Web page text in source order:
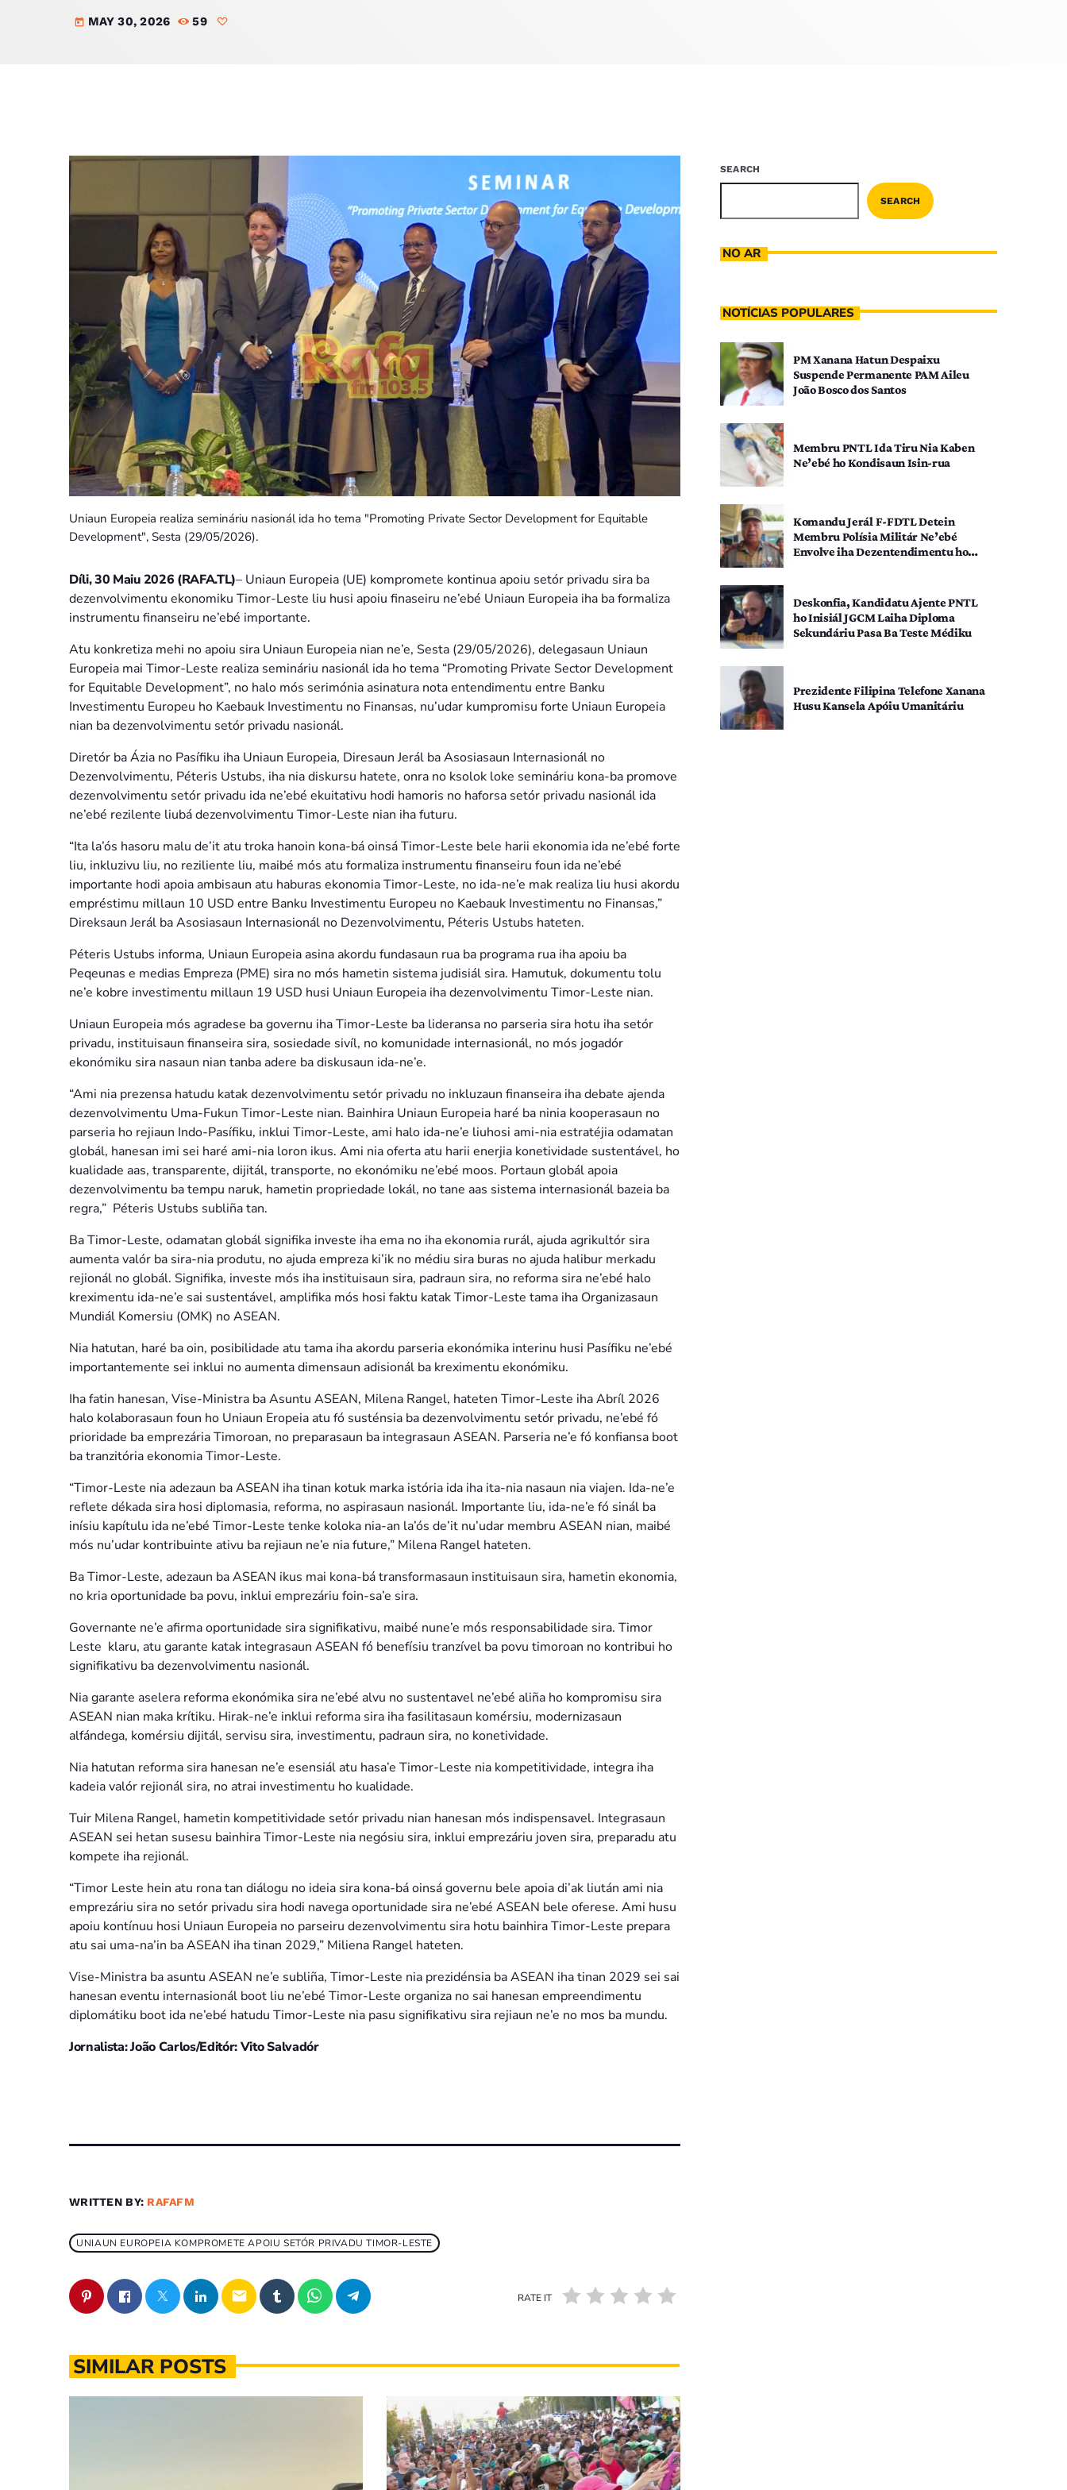
today MAY 30, 2026 59
Uniaun Europeia realiza semináriu nasionál ida ho tema "Promoting Private Sector Development for Equitable
Development", Sesta (29/05/2026).
Díli, 30 Maiu 2026 (RAFA.TL)– Uniaun Europeia (UE) kompromete kontinua apoiu setór privadu sira ba
dezenvolvimentu ekonomiku Timor-Leste liu husi apoiu finaseiru ne’ebé Uniaun Europeia iha ba formaliza
instrumentu finanseiru ne’ebé importante.
Atu konkretiza mehi no apoiu sira Uniaun Europeia nian ne’e, Sesta (29/05/2026), delegasaun Uniaun
Europeia mai Timor-Leste realiza semináriu nasionál ida ho tema “Promoting Private Sector Development
for Equitable Development”, no halo mós serimónia asinatura nota entendimentu entre Banku
Investimentu Europeu ho Kaebauk Investimentu no Finansas, nu’udar kumpromisu forte Uniaun Europeia
nian ba dezenvolvimentu setór privadu nasionál.
Diretór ba Ázia no Pasífiku iha Uniaun Europeia, Diresaun Jerál ba Asosiasaun Internasionál no
Dezenvolvimentu, Péteris Ustubs, iha nia diskursu hatete, onra no ksolok loke semináriu kona-ba promove
dezenvolvimentu setór privadu ida ne’ebé ekuitativu hodi hamoris no haforsa setór privadu nasionál ida
ne’ebé rezilente liubá dezenvolvimentu Timor-Leste nian iha futuru.
“Ita la’ós hasoru malu de’it atu troka hanoin kona-bá oinsá Timor-Leste bele harii ekonomia ida ne’ebé forte
liu, inkluzivu liu, no reziliente liu, maibé mós atu formaliza instrumentu finanseiru foun ida ne’ebé
importante hodi apoia ambisaun atu haburas ekonomia Timor-Leste, no ida-ne’e mak realiza liu husi akordu
empréstimu millaun 10 USD entre Banku Investimentu Europeu no Kaebauk Investimentu no Finansas,”
Direksaun Jerál ba Asosiasaun Internasionál no Dezenvolvimentu, Péteris Ustubs hateten.
Péteris Ustubs informa, Uniaun Europeia asina akordu fundasaun rua ba programa rua iha apoiu ba
Peqeunas e medias Empreza (PME) sira no mós hametin sistema judisiál sira. Hamutuk, dokumentu tolu
ne’e kobre investimentu millaun 19 USD husi Uniaun Europeia iha dezenvolvimentu Timor-Leste nian.
Uniaun Europeia mós agradese ba governu iha Timor-Leste ba lideransa no parseria sira hotu iha setór
privadu, instituisaun finanseira sira, sosiedade sivíl, no komunidade internasionál, no mós jogadór
ekonómiku sira nasaun nian tanba adere ba diskusaun ida-ne’e.
“Ami nia prezensa hatudu katak dezenvolvimentu setór privadu no inkluzaun finanseira iha debate ajenda
dezenvolvimentu Uma-Fukun Timor-Leste nian. Bainhira Uniaun Europeia haré ba ninia kooperasaun no
parseria ho rejiaun Indo-Pasífiku, inklui Timor-Leste, ami halo ida-ne’e liuhosi ami-nia estratéjia odamatan
globál, hanesan imi sei haré ami-nia loron ikus. Ami nia oferta atu harii enerjia konetividade sustentável, ho
kualidade aas, transparente, dijitál, transporte, no ekonómiku ne’ebé moos. Portaun globál apoia
dezenvolvimentu ba tempu naruk, hametin propriedade lokál, no tane aas sistema internasionál bazeia ba
regra,” Péteris Ustubs subliña tan.
Ba Timor-Leste, odamatan globál signifika investe iha ema no iha ekonomia rurál, ajuda agrikultór sira
aumenta valór ba sira-nia produtu, no ajuda empreza ki’ik no médiu sira buras no ajuda halibur merkadu
rejionál no globál. Signifika, investe mós iha instituisaun sira, padraun sira, no reforma sira ne’ebé halo
kreximentu ida-ne’e sai sustentável, amplifika mós hosi faktu katak Timor-Leste tama iha Organizasaun
Mundiál Komersiu (OMK) no ASEAN.
Nia hatutan, haré ba oin, posibilidade atu tama iha akordu parseria ekonómika interinu husi Pasífiku ne’ebé
importantemente sei inklui no aumenta dimensaun adisionál ba kreximentu ekonómiku.
Iha fatin hanesan, Vise-Ministra ba Asuntu ASEAN, Milena Rangel, hateten Timor-Leste iha Abríl 2026
halo kolaborasaun foun ho Uniaun Eropeia atu fó susténsia ba dezenvolvimentu setór privadu, ne’ebé fó
prioridade ba emprezária Timoroan, no preparasaun ba integrasaun ASEAN. Parseria ne’e fó konfiansa boot
ba tranzitória ekonomia Timor-Leste.
“Timor-Leste nia adezaun ba ASEAN iha tinan kotuk marka istória ida iha ita-nia nasaun nia viajen. Ida-ne’e
reflete dékada sira hosi diplomasia, reforma, no aspirasaun nasionál. Importante liu, ida-ne’e fó sinál ba
inísiu kapítulu ida ne’ebé Timor-Leste tenke koloka nia-an la’ós de’it nu’udar membru ASEAN nian, maibé
mós nu’udar kontribuinte ativu ba rejiaun ne’e nia future,” Milena Rangel hateten.
Ba Timor-Leste, adezaun ba ASEAN ikus mai kona-bá transformasaun instituisaun sira, hametin ekonomia,
no kria oportunidade ba povu, inklui emprezáriu foin-sa’e sira.
Governante ne’e afirma oportunidade sira signifikativu, maibé nune’e mós responsabilidade sira. Timor
Leste klaru, atu garante katak integrasaun ASEAN fó benefísiu tranzível ba povu timoroan no kontribui ho
signifikativu ba dezenvolvimentu nasionál.
Nia garante aselera reforma ekonómika sira ne’ebé alvu no sustentavel ne’ebé aliña ho kompromisu sira
ASEAN nian maka krítiku. Hirak-ne’e inklui reforma sira iha fasilitasaun komérsiu, modernizasaun
alfándega, komérsiu dijitál, servisu sira, investimentu, padraun sira, no konetividade.
Nia hatutan reforma sira hanesan ne’e esensiál atu hasa’e Timor-Leste nia kompetitividade, integra iha
kadeia valór rejionál sira, no atrai investimentu ho kualidade.
Tuir Milena Rangel, hametin kompetitividade setór privadu nian hanesan mós indispensavel. Integrasaun
ASEAN sei hetan susesu bainhira Timor-Leste nia negósiu sira, inklui emprezáriu joven sira, preparadu atu
kompete iha rejionál.
“Timor Leste hein atu rona tan diálogu no ideia sira kona-bá oinsá governu bele apoia di’ak liután ami nia
emprezáriu sira no setór privadu sira hodi navega oportunidade sira ne’ebé ASEAN bele oferese. Ami husu
apoiu kontínuu hosi Uniaun Europeia no parseiru dezenvolvimentu sira hotu bainhira Timor-Leste prepara
atu sai uma-na’in ba ASEAN iha tinan 2029,” Miliena Rangel hateten.
Vise-Ministra ba asuntu ASEAN ne’e subliña, Timor-Leste nia prezidénsia ba ASEAN iha tinan 2029 sei sai
hanesan eventu internasionál boot liu ne’ebé Timor-Leste organiza no sai hanesan empreendimentu
diplomátiku boot ida ne’ebé hatudu Timor-Leste nia pasu signifikativu sira rejiaun ne’e no mos ba mundu.
Jornalista: João Carlos/Editór: Vito Salvadór
WRITTEN BY: RAFAFM
UNIAUN EUROPEIA KOMPROMETE APOIU SETÓR PRIVADU TIMOR-LESTE
email RATE IT
SIMILAR POSTS
SEARCH
SEARCH
NO AR
NOTÍCIAS POPULARES
PM Xanana Hatun Despaixu
Suspende Permanente PAM Aileu
João Bosco dos Santos
Membru PNTL Ida Tiru Nia Kaben
Ne’ebé ho Kondisaun Isin-rua
Komandu Jerál F-FDTL Detein
Membru Polísia Militár Ne’ebé
Envolve iha Dezentendimentu ho
Deskonfia, Kandidatu Ajente PNTL
ho Inisiál JGCM Laiha Diploma
Sekundáriu Pasa Ba Teste Médiku
Prezidente Filipina Telefone Xanana
Husu Kansela Apóiu Umanitáriu